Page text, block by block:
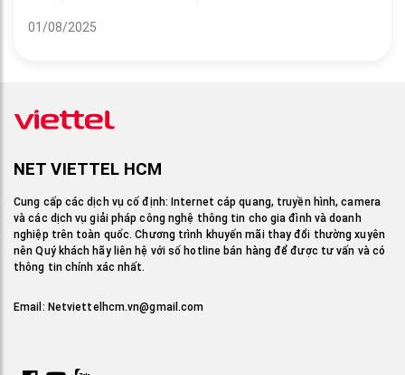
01/08/2025
NET VIETTEL HCM
Cung cấp các dịch vụ cố định: Internet cáp quang, truyền hình, camera
và các dịch vụ giải pháp công nghệ thông tin cho gia đình và doanh
nghiệp trên toàn quốc. Chương trình khuyến mãi thay đổi thường xuyên
nên Quý khách hãy liên hệ với số hotline bán hàng để được tư vấn và có
thông tin chính xác nhất.
Email: Netviettelhcm.vn@gmail.com